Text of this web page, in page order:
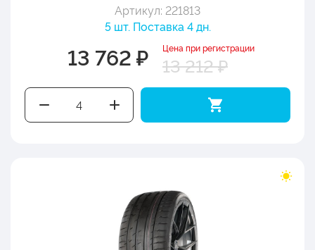
Артикул: 221813
5 шт. Поставка 4 дн.
13 762 ₽ Цена при регистрации
13 212 ₽